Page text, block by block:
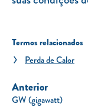
Termos relacionados
Perda de Calor
Anterior
GW (gigawatt)